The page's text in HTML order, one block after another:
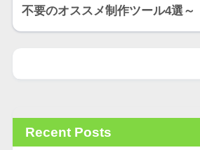
不要のオススメ制作ツール4選～
Recent Posts